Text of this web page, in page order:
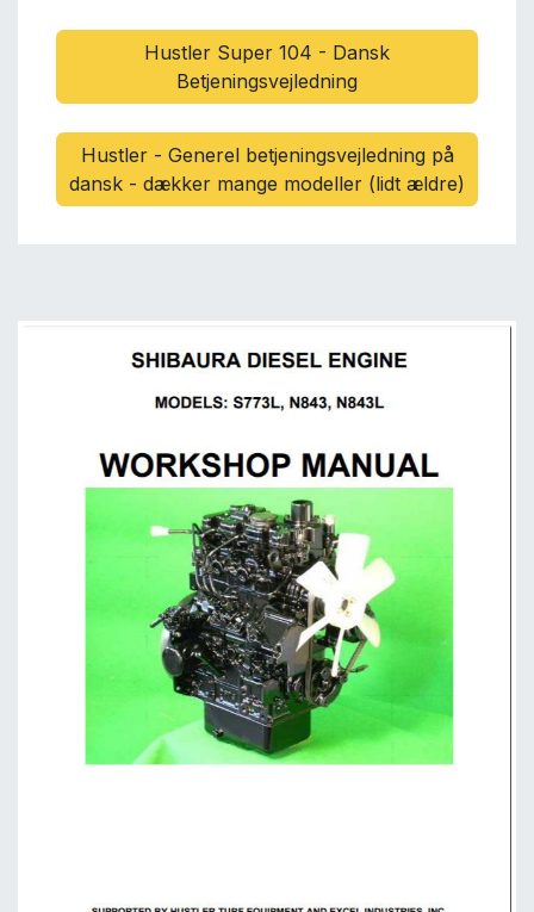
Hustler Super 104 - Dansk
Betjeningsvejledning
Hustler - Generel betjeningsvejledning på
dansk - dækker mange modeller (lidt ældre)